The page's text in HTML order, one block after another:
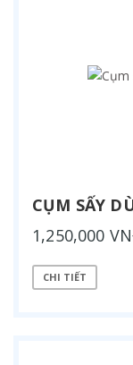
CỤM SẤY
1,250,000
CHI TIẾT